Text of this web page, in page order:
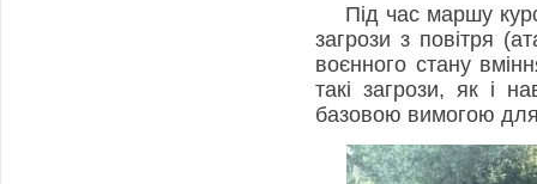
Під час маршу
загрози з повітря
воєнного стану
такі загрози, як і
базовою вимогою для